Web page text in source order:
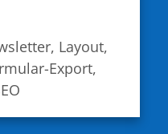
Layout,
Export,